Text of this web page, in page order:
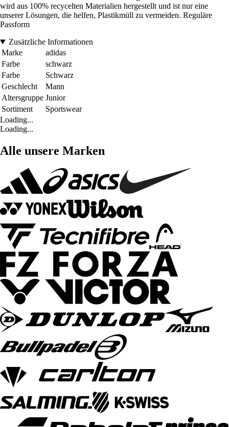
wird aus 100% recycelten Materialien hergestellt und ist nur eine
unserer Lösungen, die helfen, Plastikmüll zu vermeiden. Reguläre
Passform
Zusätzliche Informationen
Marke
adidas
Farbe
schwarz
Farbe
Schwarz
Geschlecht
Mann
Altersgruppe Junior
Sortiment
Sportswear
Loading...
Loading...
Alle unsere Marken